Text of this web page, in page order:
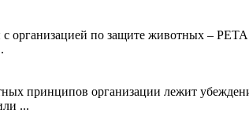
организацией по защите животных –
принципов организации лежит
...